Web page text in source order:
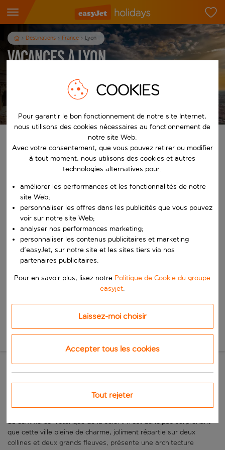
Destinations France Lyon
Vacances à Lyon
Afficher les vacances
Trouvez votre séjour de rêve
Commencez à taper pour la saisie automatique. Lorsque les
Commencez à taper pour la saisie automatique. Lorsque les
Vers
Choisissez une date de départ et une date de retour.
Choisissez vos dates
Quand
Rechercher
Nouvelle recherche
Le goût des bonnes choses
Lyon est une ville prospère depuis la Renaissance, grâce à ses
du commerce historique de la soie. Il n’est donc pas surprenant
que cette ville pleine de charme, joliment répartie sur deux
collines et deux grands fleuves, présente une architecture
COOKIES
Pour garantir le bon fonctionnement de notre site Internet,
nous utilisons des cookies nécessaires au fonctionnement de
notre site Web.
Avec votre consentement, que vous pouvez retirer ou modifier
à tout moment, nous utilisons des cookies et autres
technologies alternatives pour:
améliorer les performances et les fonctionnalités de notre
site Web;
personnaliser les offres dans les publicités que vous pouvez
voir sur notre site Web;
analyser nos performances marketing;
personnaliser les contenus publicitaires et marketing
d'easyJet, sur notre site et les sites tiers via nos
partenaires publicitaires.
Pour en savoir plus, lisez notre Politique de Cookie du groupe
easyjet.
Laissez-moi choisir
Accepter tous les cookies
Tout rejeter